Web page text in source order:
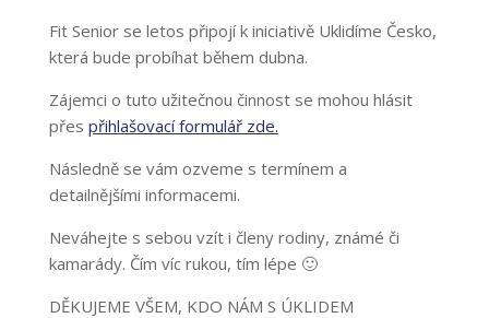
Fit Senior se letos připojí k iniciativě Uklidíme Česko,
která bude probíhat během dubna.
Zájemci o tuto užitečnou činnost se mohou hlásit
přes přihlašovací formulář zde.
Následně se vám ozveme s termínem a
detailnějšími informacemi.
Neváhejte s sebou vzít i členy rodiny, známé či
kamarády. Čím víc rukou, tím lépe 🙂
DĚKUJEME VŠEM, KDO NÁM S ÚKLIDEM